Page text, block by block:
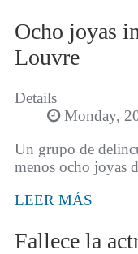
Ocho joyas
Louvre
Details
Monday,
Un grupo de
menos ocho joyas
LEER MÁS
Fallece la